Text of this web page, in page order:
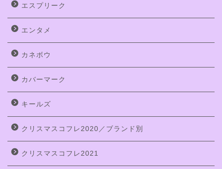
エスプリーク
エンタメ
カネボウ
カバーマーク
キールズ
クリスマスコフレ2020／ブランド別
クリスマスコフレ2021